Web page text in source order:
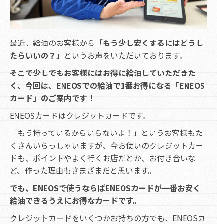
最近、給油のお客様から 「もう少し安くするにはどうし
たらいいの？」 というお声をいただいております。
そこで少しでもお客様にはお得に給油していただきた
く、今回は、ENEOSでの給油で1番お得になる「ENEOS
カード」のご案内です！
ENEOSカードはクレジットカードです。
「もう持っているからいらないよ！」というお客様もた
くさんいらっしゃいますが、今お使いのクレジットカー
ドも、ポイントやよく行くお店だとか、お付き合いな
ど、作った理由もさまざまだと思います。
でも、ENEOSで使うならばENEOSカードが一番お安く
給油できるうえにお得なカードです。
クレジットカードをいくつかお持ちの方でも、ENEOSカ